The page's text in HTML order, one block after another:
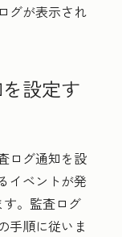
グが表示され
設定す
ログ通知を設
イベントが発
。監査ログ
手順に従いま